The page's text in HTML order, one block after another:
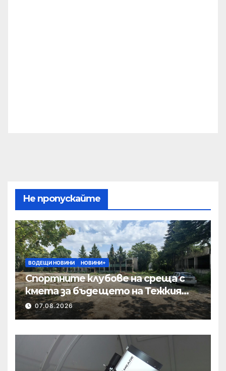
Не пропускайте
ВОДЕЩИ НОВИНИ НОВИНИ+
Спортните клубове на среща с
кмета за бъдещето на Тежкия
полк
07.08.2026